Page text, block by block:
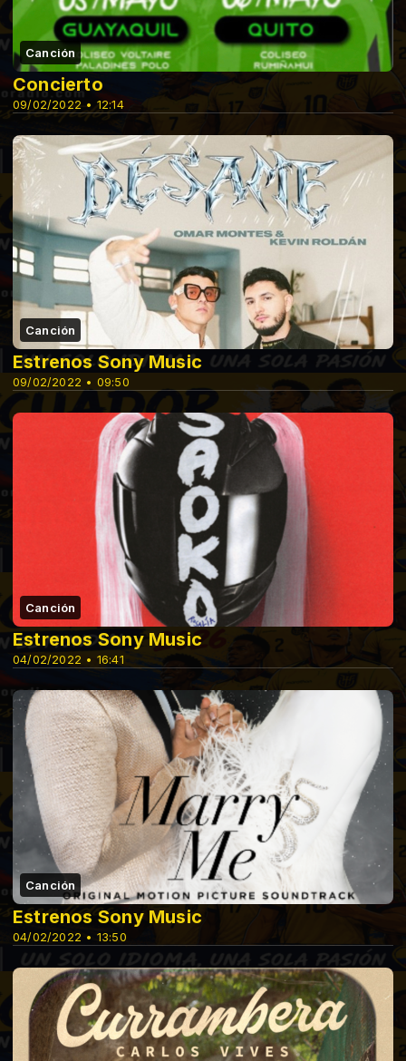
Canción
09/02/2022 • 12:14
Concierto
Canción
09/02/2022 • 09:50
Estrenos Sony Music
Canción
04/02/2022 • 16:41
Estrenos Sony Music
Canción
04/02/2022 • 13:50
Estrenos Sony Music